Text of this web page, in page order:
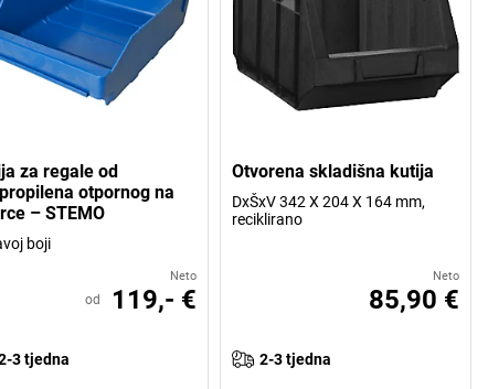
za regale od
otpornog na
– STEMO
boji
Neto
od 119,- €
3 tjedna
Otvorena skladišna kutija
DxŠxV 342 X 204 X 164 mm,
reciklirano
Neto
85,90 €
2-3 tjedna